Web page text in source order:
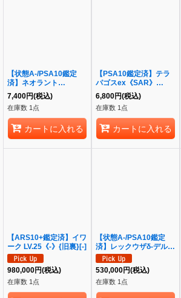
【状態A-/PSA10鑑定
済】ネオラント
V《SAR》{216/172}[そ
の他]
7,400円(税込)
在庫数 1点
カートに入れる
【PSA10鑑定済】テラ
パゴスex《SAR》
{226/187}[-]
6,800円(税込)
在庫数 1点
カートに入れる
【ARS10+鑑定済】イワ
ーク LV.25《-》{旧裏}[-]
980,000円(税込)
在庫数 1点
【状態A-/PSA10鑑定
済】レックウザδ-デルタ
種(1ED)《-》{043/086}
[その他]
530,000円(税込)
在庫数 1点